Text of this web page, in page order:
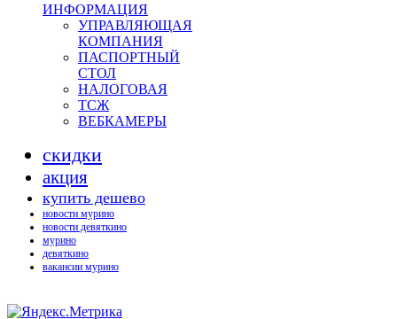
ИНФОРМАЦИЯ
УПРАВЛЯЮЩАЯ
КОМПАНИЯ
ПАСПОРТНЫЙ
СТОЛ
НАЛОГОВАЯ
ТСЖ
ВЕБКАМЕРЫ
скидки
акция
купить дешево
новости мурино
новости девяткино
мурино
девяткино
вакансии мурино